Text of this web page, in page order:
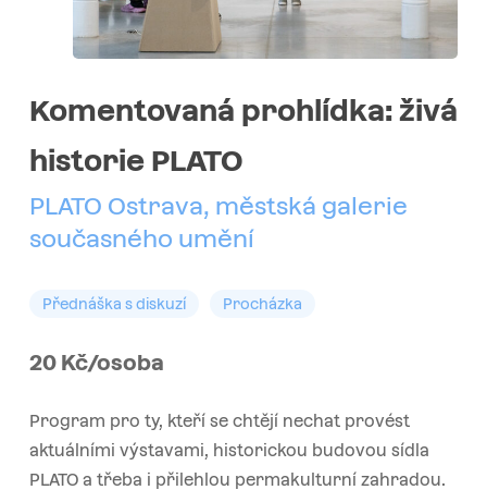
Komentovaná prohlídka: živá
historie PLATO
PLATO Ostrava, městská galerie
současného umění
Přednáška s diskuzí Procházka
20 Kč/osoba
Program pro ty, kteří se chtějí nechat provést
aktuálními výstavami, historickou budovou sídla
PLATO a třeba i přilehlou permakulturní zahradou.